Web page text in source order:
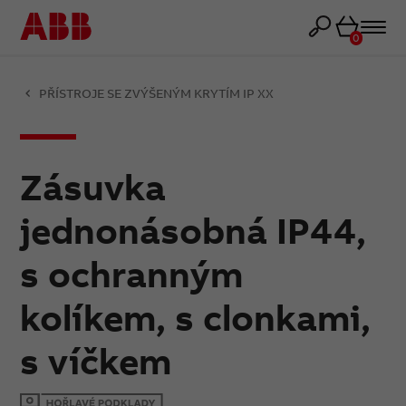
Košík
0
PŘÍSTROJE SE ZVÝŠENÝM KRYTÍM IP XX
Zásuvka
jednonásobná IP44,
s ochranným
kolíkem, s clonkami,
s víčkem